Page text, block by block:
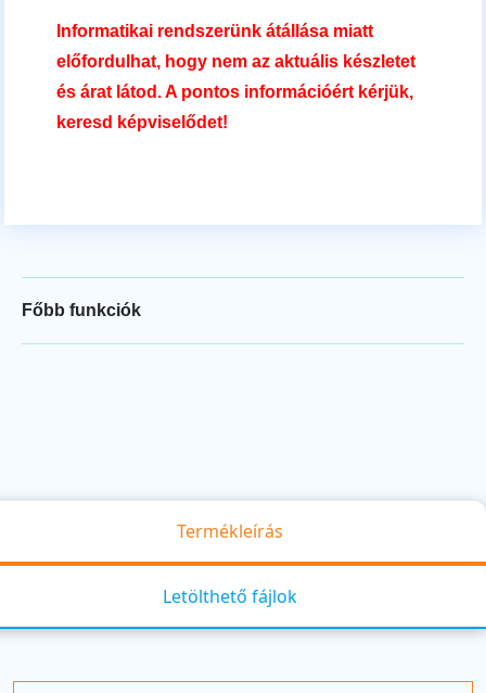
Informatikai rendszerünk átállása miatt
előfordulhat, hogy nem az aktuális készletet
és árat látod. A pontos információért kérjük,
keresd képviselődet!
Főbb funkciók
Termékleírás
Letölthető fájlok